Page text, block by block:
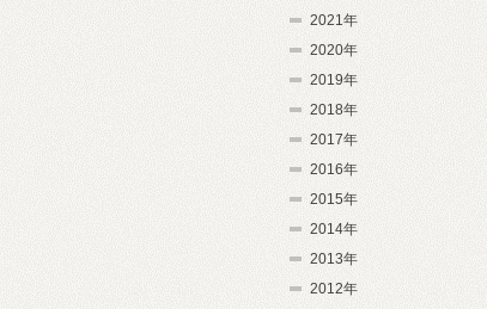
2021年
2020年
2019年
2018年
2017年
2016年
2015年
2014年
2013年
2012年